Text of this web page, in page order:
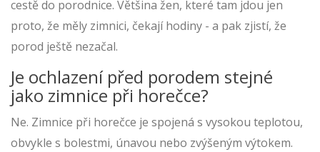
cestě do porodnice. Většina žen, které tam jdou jen
proto, že měly zimnici, čekají hodiny - a pak zjistí, že
porod ještě nezačal.
Je ochlazení před porodem stejné
jako zimnice při horečce?
Ne. Zimnice při horečce je spojená s vysokou teplotou,
obvykle s bolestmi, únavou nebo zvýšeným výtokem.